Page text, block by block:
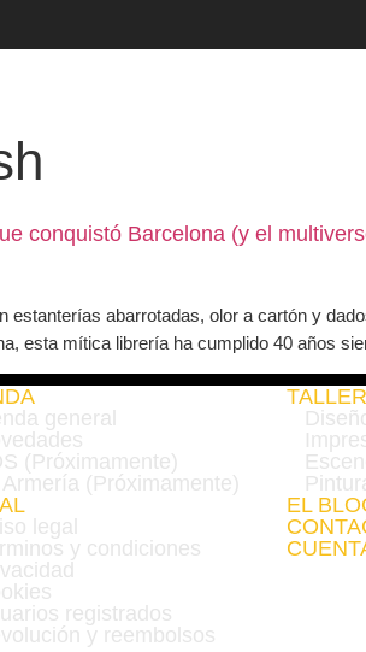
conquistó Barcelona (y el
estanterías abarrotadas, olor a cartón y
esta mítica librería ha cumplido 40 años
general
(Próximamente)
Armería (Próximamente)
TALLER
legal
y condiciones
registrados
y reembolsos
EL